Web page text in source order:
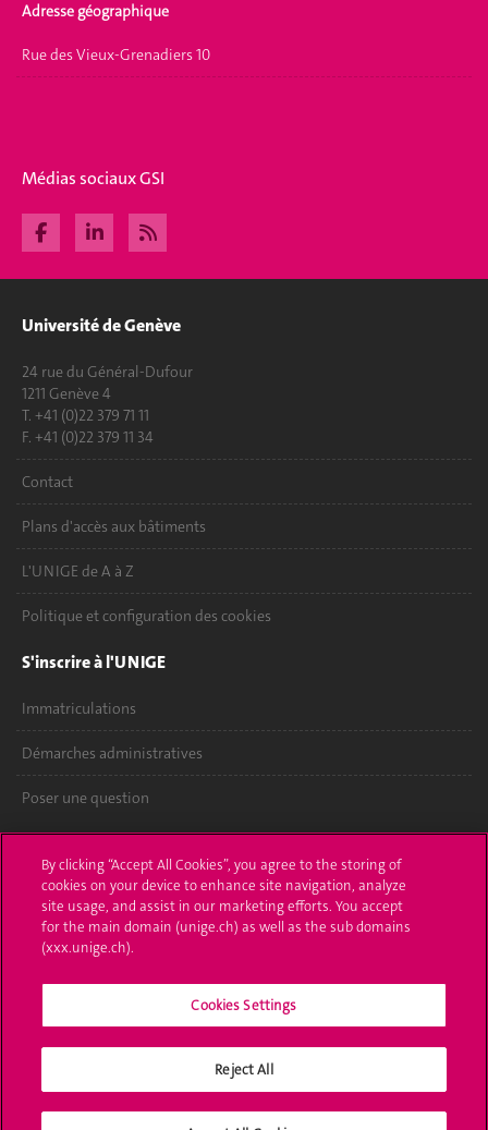
Adresse géographique
Rue des Vieux-Grenadiers 10
Médias sociaux GSI
Université de Genève
24 rue du Général-Dufour
1211 Genève 4
T. +41 (0)22 379 71 11
F. +41 (0)22 379 11 34
Contact
Plans d'accès aux bâtiments
L'UNIGE de A à Z
Politique et configuration des cookies
S'inscrire à l'UNIGE
Immatriculations
Démarches administratives
Poser une question
UNIGE Mobile
Médias
Offres d'emploi
Bibliothèque
Médias sociaux UNIGE
By clicking “Accept All Cookies”, you agree to the storing of
cookies on your device to enhance site navigation, analyze
site usage, and assist in our marketing efforts. You accept
for the main domain (unige.ch) as well as the sub domains
(xxx.unige.ch).
Cookies Settings
Reject All